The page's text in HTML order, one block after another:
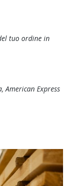
tuo ordine in
American Express